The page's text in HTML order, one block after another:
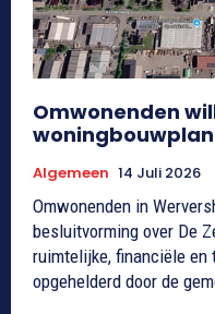
Omwonenden
woningbouwplan
Algemeen 14 Juli 2026
Omwonenden in
besluitvorming over De
ruimtelijke, financiële
opgehelderd door de